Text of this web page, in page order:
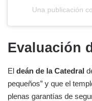
Una publicación
Evaluación
El deán de la Catedral
pequeños” y que el
plenas garantías de